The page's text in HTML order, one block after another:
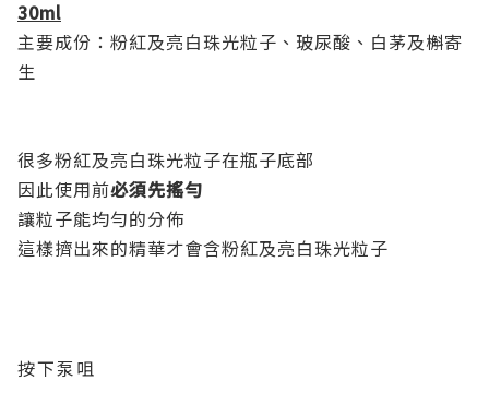
30ml
主要成份：粉紅及亮白珠光粒子、玻尿酸、白茅及槲寄
生
很多粉紅及亮白珠光粒子在瓶子底部
因此使用前必須先搖勻
讓粒子能均勻的分佈
這樣擠出來的精華才會含粉紅及亮白珠光粒子
按下泵咀